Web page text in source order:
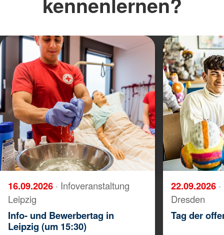
16.09.2026 · Infoveranstaltung
Leipzig
Info- und Bewerbertag in
Leipzig (um 15:30)
22.09.2026
Dresden
Tag der